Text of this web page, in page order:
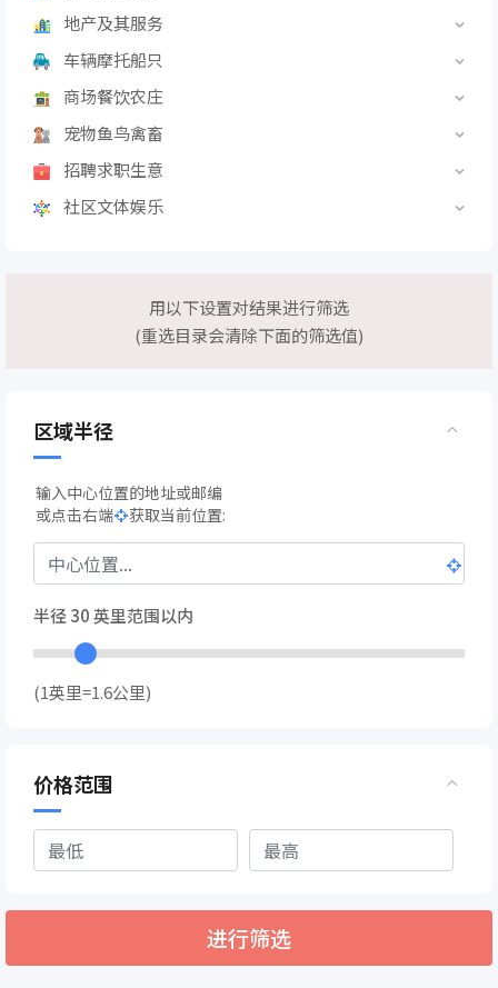
地产及其服务
车辆摩托船只
商场餐饮农庄
宠物鱼鸟禽畜
招聘求职生意
社区文体娱乐
用以下设置对结果进行筛选
(重选目录会清除下面的筛选值)
区域半径
输入中心位置的地址或邮编
或点击右端
获取当前位置:
半径30英里范围以内
(1英里=1.6公里)
价格范围
进行筛选